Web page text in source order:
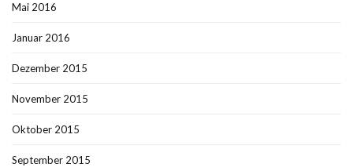
Mai 2016
Januar 2016
Dezember 2015
November 2015
Oktober 2015
September 2015